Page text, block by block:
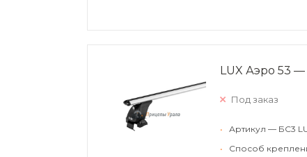
LUX Аэро 53
Под заказ
•
Артикул — БС3
•
Способ